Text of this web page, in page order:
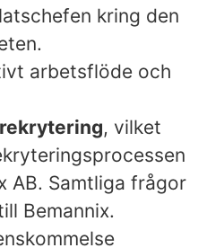
kring den
arbetsflöde och
, vilket
AB. Samtliga frågor
Bemannix.